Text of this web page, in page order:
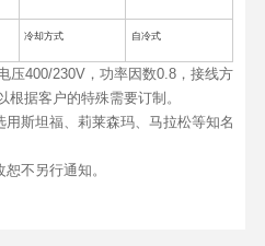
冷却方式 自冷式
压400/230V，功率因数0.8，接线方
据客户的特殊需要订制。
斯坦福、莉莱森玛、马拉松等知名
不另行通知。